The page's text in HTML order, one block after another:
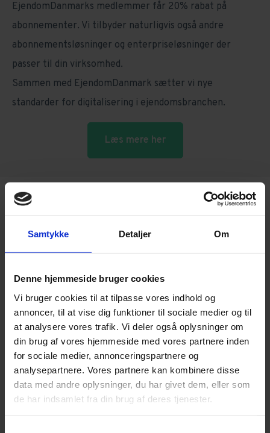
Samtykke Detaljer Om
Denne hjemmeside bruger cookies
Vi bruger cookies til at tilpasse vores indhold og
annoncer, til at vise dig funktioner til sociale medier og til
at analysere vores trafik. Vi deler også oplysninger om
din brug af vores hjemmeside med vores partnere inden
for sociale medier, annonceringspartnere og
analysepartnere. Vores partnere kan kombinere disse
data med andre oplysninger, du har givet dem, eller som
de har indsamlet fra din brug af deres tjenester.
EjendomDanmarks medlemmer får 20% rabat på
abonnementer. Vi tilbyder naturligvis også andre
abonnementsløsninger og enterpriseløsninger der
passer til din virksomhed.
Sammen med EjendomDanmark sætter vi nye
standarder for digitalisering i ejendomsbranchen.
Læs mere her
Ofte stillede spørgsmål
Hvordan får jeg en fremvisning af
Dokumenter.dk?
Du kan nemt få en fremvisning af Dokumenter.dk
ved at kontakte os på e-mail
kontakt@dokumenter.dk eller ringe til os på +45
4533 1830. Vi tilbyder en gratis og uforpligtende
fremvisning, hvor vi viser, hvordan platformen
fungerer, og hvordan Dokumenter.dk kan
integreres i din virksomhed.
Hvem er EjendomDanmark?
EjendomDanmark er en brancheorganisation, der
repræsenterer cirka 3.000 medlemsvirksomheder
inden for ejendomssektoren. EjendomDanmark har
rødder helt tilbage til 1860, hvor Københavns
Grundejerforening blev etableret. Hovedkontoret
Hvem er Dokumenter.dk?
Hvad er Dokumenter.dk?
Hvordan samarbejder Dokumenter.dk med